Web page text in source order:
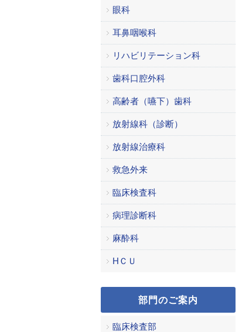
眼科
耳鼻咽喉科
リハビリテーション科
歯科口腔外科
高齢者（嚥下）歯科
放射線科（診断）
放射線治療科
救急外来
臨床検査科
病理診断科
麻酔科
HＣＵ
部門のご案内
臨床検査部